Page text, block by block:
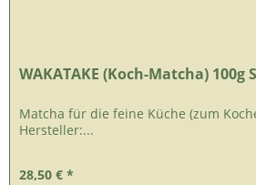
WAKATAKE (Koch-Matcha) 100g
Matcha für die feine Küche (zum
Hersteller:...
28,50 € *